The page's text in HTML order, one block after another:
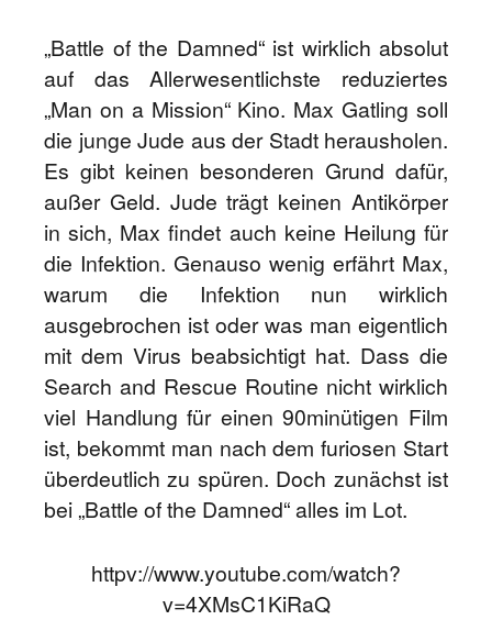
„Battle of the Damned“ ist wirklich absolut
auf das Allerwesentlichste reduziertes
„Man on a Mission“ Kino. Max Gatling soll
die junge Jude aus der Stadt herausholen.
Es gibt keinen besonderen Grund dafür,
außer Geld. Jude trägt keinen Antikörper
in sich, Max findet auch keine Heilung für
die Infektion. Genauso wenig erfährt Max,
warum die Infektion nun wirklich
ausgebrochen ist oder was man eigentlich
mit dem Virus beabsichtigt hat. Dass die
Search and Rescue Routine nicht wirklich
viel Handlung für einen 90minütigen Film
ist, bekommt man nach dem furiosen Start
überdeutlich zu spüren. Doch zunächst ist
bei „Battle of the Damned“ alles im Lot.
httpv://www.youtube.com/watch?
v=4XMsC1KiRaQ